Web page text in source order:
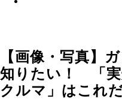
【画像・写真】
知りたい！ 「実
クルマ」はこれ